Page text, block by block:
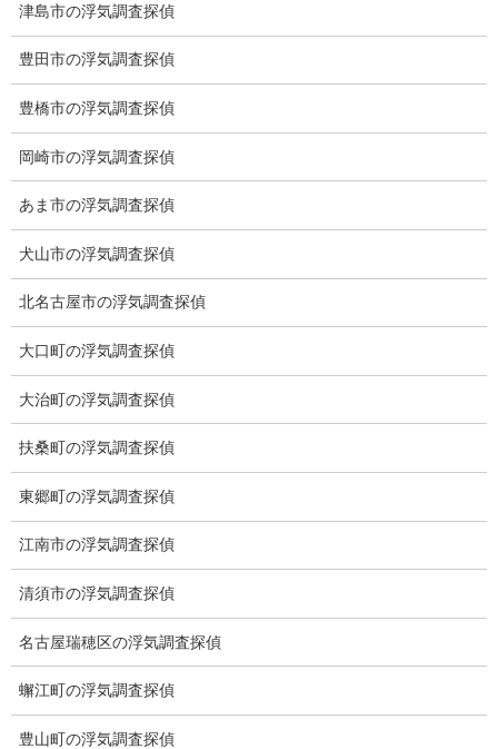
探偵社によって、それぞれ得意分野があり調査方法、調査力、考
え方は違います。
年の経験を活かし、様々な調査方法を取り入れ、多くの成功実績
ご依頼いただければ沖縄から北海道まで、日本全国どこへでも調
査にまいります。
ご要望がございましたらファミレス、喫茶店などでご相談、ご依
は行動調査（不倫調査、浮気調査、婚前の行動調査、社員等の行
査、盗撮器発見調査、GPS発見調査、電磁波調査、被害対策等）
専門の探偵社です。
専門だからこそ、他社にはできないことがあります。
弊社は行動調査のご依頼の約80％は浮気調査となっております。
本来は疑う気持ちが存在しないのが夫婦ではないでしょうか？
この世で最も信頼していた人生のパートナーに裏切られたら、そ
の傷は計り知れない大きなものです。
これまでの幸福な生活が地獄へと一変します。
弊社はその痛み、憎しみ、悔しさから解放され、解決するための
道をご依頼人と一緒になって考えます。
様々な問題に直面したとき、普段の生活では探偵と関わり合いが
ないだけに探偵社選びに迷われると思います。
津島市の浮気調査探偵
豊田市の浮気調査探偵
豊橋市の浮気調査探偵
岡崎市の浮気調査探偵
あま市の浮気調査探偵
犬山市の浮気調査探偵
北名古屋市の浮気調査探偵
大口町の浮気調査探偵
大治町の浮気調査探偵
扶桑町の浮気調査探偵
東郷町の浮気調査探偵
江南市の浮気調査探偵
清須市の浮気調査探偵
名古屋瑞穂区の浮気調査探偵
蠏江町の浮気調査探偵
豊山町の浮気調査探偵